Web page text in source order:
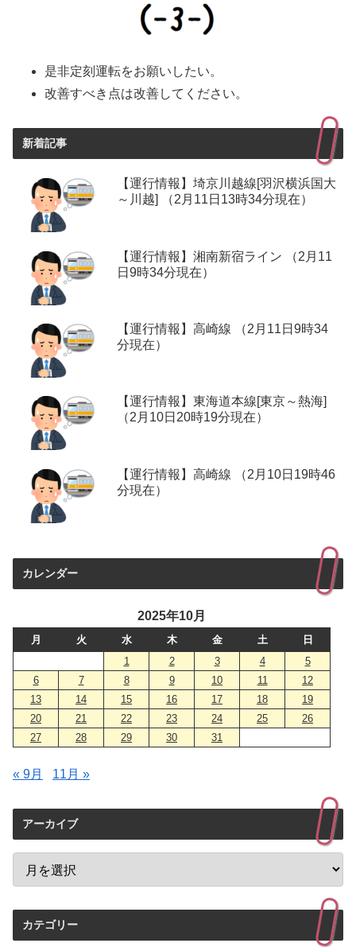
是非定刻運転をお願いしたい。
改善すべき点は改善してください。
新着記事
【運行情報】埼京川越線[羽沢横浜国大
～川越] （2月11日13時34分現在）
【運行情報】湘南新宿ライン （2月11
日9時34分現在）
【運行情報】高崎線 （2月11日9時34
分現在）
【運行情報】東海道本線[東京～熱海]
（2月10日20時19分現在）
【運行情報】高崎線 （2月10日19時46
分現在）
カレンダー
2025年10月
月 火 水 木 金 土
日
1
2 3 4
5
6
7 8 9 10 11
12
13
14 15 16 17 18
19
20
21 22 23 24 25
26
27
28 29 30 31
« 9月 11月 »
アーカイブ
カテゴリー